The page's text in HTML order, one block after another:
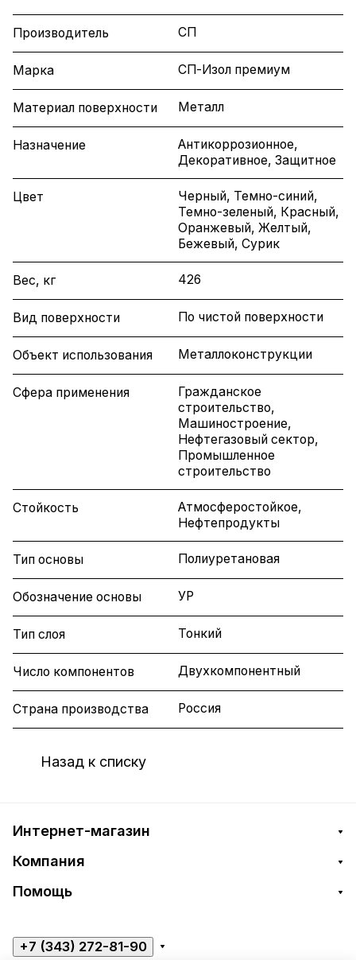
Производитель СП
Марка СП-Изол премиум
Материал поверхности Металл
Назначение
Антикоррозионное,
Декоративное, Защитное
Цвет
Черный, Темно-синий,
Темно-зеленый, Красный,
Оранжевый, Желтый,
Бежевый, Сурик
Вес, кг 426
Вид поверхности По чистой поверхности
Объект использования Металлоконструкции
Сфера применения
Гражданское
строительство,
Машиностроение,
Нефтегазовый сектор,
Промышленное
строительство
Стойкость
Атмосферостойкое,
Нефтепродукты
Тип основы Полиуретановая
Обозначение основы УР
Тип слоя Тонкий
Число компонентов Двухкомпонентный
Страна производства Россия
Назад к списку
Интернет-магазин
Компания
Помощь
+7 (343) 272-81-90